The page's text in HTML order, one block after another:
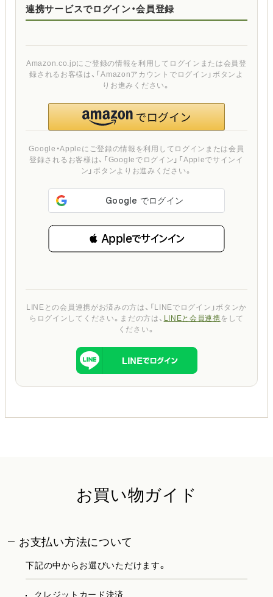
連携サービスでログイン・会員登録
 Appleでサインイン
Google・Appleにご登録の情報を利用してログインまたは会員
登録されるお客様は、「Googleでログイン」「Appleでサインイ
ン」ボタンよりお進みください。
Amazon.co.jpにご登録の情報を利用してログインまたは会員登
録されるお客様は、「Amazonアカウントでログイン」ボタンよ
りお進みください。
LINEとの会員連携がお済みの方は、「LINEでログイン」ボタンか
らログインしてください。まだの方は、 LINEと会員連携をして
ください。
お買い物ガイド
お支払い方法について
下記の中からお選びいただけます。
クレジットカード決済